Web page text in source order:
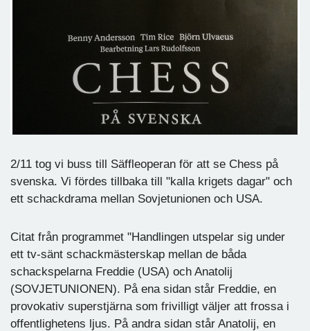
2/11 tog vi buss till Säffleoperan för att se Chess på
svenska. Vi fördes tillbaka till "kalla krigets dagar" och
ett schackdrama mellan Sovjetunionen och USA.
Citat från programmet "Handlingen utspelar sig under
ett tv-sänt schackmästerskap mellan de båda
schackspelarna Freddie (USA) och Anatolij
(SOVJETUNIONEN). På ena sidan står Freddie, en
provokativ superstjärna som frivilligt väljer att frossa i
offentlighetens ljus. På andra sidan står Anatolij, en